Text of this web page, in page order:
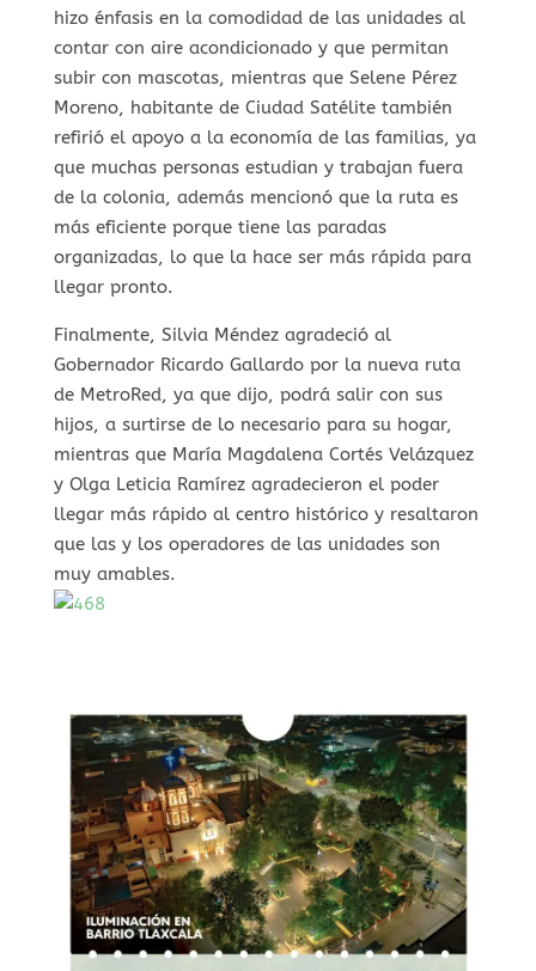
hizo énfasis en la comodidad de las unidades al
contar con aire acondicionado y que permitan
subir con mascotas, mientras que Selene Pérez
Moreno, habitante de Ciudad Satélite también
refirió el apoyo a la economía de las familias, ya
que muchas personas estudian y trabajan fuera
de la colonia, además mencionó que la ruta es
más eficiente porque tiene las paradas
organizadas, lo que la hace ser más rápida para
llegar pronto.
Finalmente, Silvia Méndez agradeció al
Gobernador Ricardo Gallardo por la nueva ruta
de MetroRed, ya que dijo, podrá salir con sus
hijos, a surtirse de lo necesario para su hogar,
mientras que María Magdalena Cortés Velázquez
y Olga Leticia Ramírez agradecieron el poder
llegar más rápido al centro histórico y resaltaron
que las y los operadores de las unidades son
muy amables.